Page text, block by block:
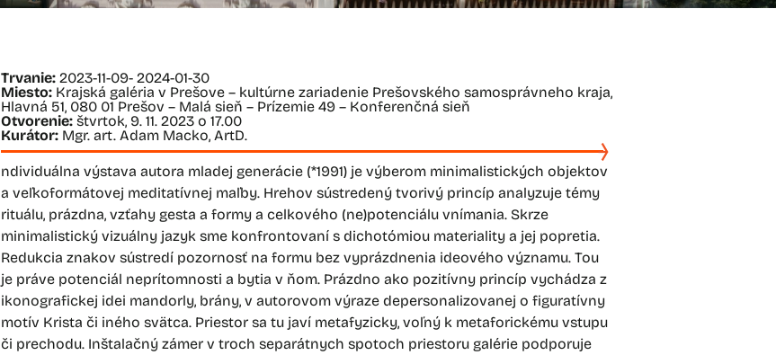
Trvanie: 2023-11-09- 2024-01-30
Miesto: Krajská galéria v Prešove – kultúrne zariadenie Prešovského samosprávneho kraja,
Hlavná 51, 080 01 Prešov – Malá sieň – Prízemie 49 – Konferenčná sieň
Otvorenie: štvrtok, 9. 11. 2023 o 17.00
Kurátor: Mgr. art. Adam Macko, ArtD.
ndividuálna výstava autora mladej generácie (*1991) je výberom minimalistických objektov
a veľkoformátovej meditatívnej maľby. Hrehov sústredený tvorivý princíp analyzuje témy
rituálu, prázdna, vzťahy gesta a formy a celkového (ne)potenciálu vnímania. Skrze
minimalistický vizuálny jazyk sme konfrontovaní s dichotómiou materiality a jej popretia.
Redukcia znakov sústredí pozornosť na formu bez vyprázdnenia ideového významu. Tou
je práve potenciál neprítomnosti a bytia v ňom. Prázdno ako pozitívny princíp vychádza z
ikonografickej idei mandorly, brány, v autorovom výraze depersonalizovanej o figuratívny
motív Krista či iného svätca. Priestor sa tu javí metafyzicky, voľný k metaforickému vstupu
či prechodu. Inštalačný zámer v troch separátnych spotoch priestoru galérie podporuje